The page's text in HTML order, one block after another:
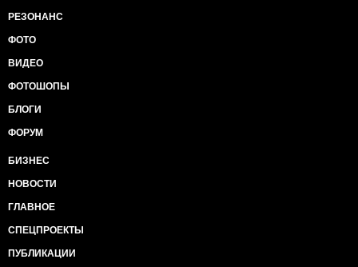
РЕЗОНАНС
ФОТО
ВИДЕО
ФОТОШОПЫ
БЛОГИ
ФОРУМ
БИЗНЕС
НОВОСТИ
ГЛАВНОЕ
СПЕЦПРОЕКТЫ
ПУБЛИКАЦИИ